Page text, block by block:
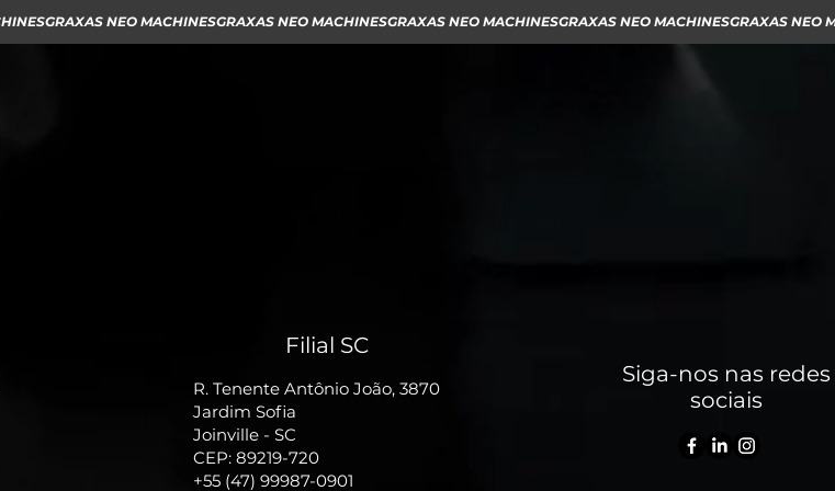
Filial SC
R. Tenente Antônio João, 3870
Jardim Sofia
Joinville - SC
CEP: 89219-720
+55 (47) 99987-0901
Siga-nos nas redes
sociais